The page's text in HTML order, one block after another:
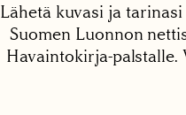
Lähetä kuvasi ja
Suomen Luonnon
Havaintokirja-palstalle.